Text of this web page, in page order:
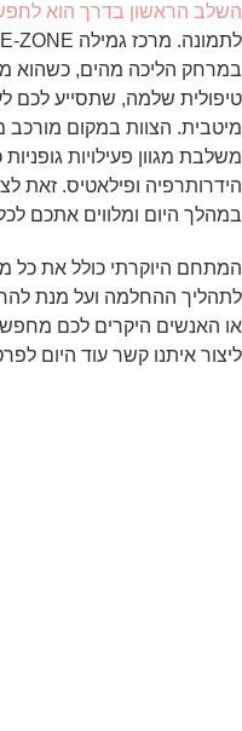
השלב הראשון בדרך הוא
במרחק הליכה מהים, כשהוא
טיפולית שלמה, שתסייע לכם
מיטבית. הצוות במקום מורכב
משלבת מגוון פעילויות
הידרותרפיה ופילאטיס. זאת
במהלך היום ומלווים אתכם
המתחם היוקרתי כולל את כל
לתהליך ההחלמה ועל מנת
או האנשים היקרים לכם
ליצור איתנו קשר עוד היום